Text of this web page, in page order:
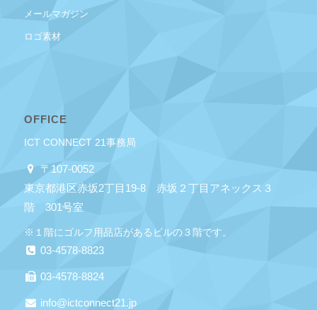
メールマガジン
ロゴ素材
OFFICE
ICT CONNECT 21事務局
〒107-0052
東京都港区赤坂2丁目19-8 赤坂２丁目アネックス３
階 301号室
※１階にゴルフ用品店があるビルの３階です。
03-4578-8823
03-4578-8824
info@ictconnect21.jp